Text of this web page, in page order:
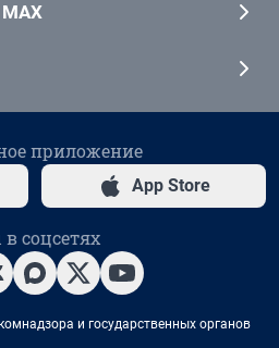
приложение
App Store
соцсетях
и государственных органов